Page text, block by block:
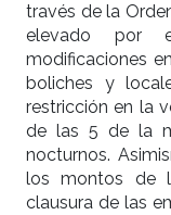
través de la
elevado por
modificaciones
boliches y
restricción en la
de las 5 de la
nocturnos.
los montos de
clausura de las